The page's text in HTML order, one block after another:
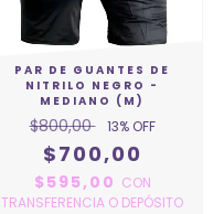
PAR DE GUANTES DE
NITRILO NEGRO -
MEDIANO (M)
$800,00 13% OFF
$700,00
$595,00 CON
TRANSFERENCIA O DEPÓSITO